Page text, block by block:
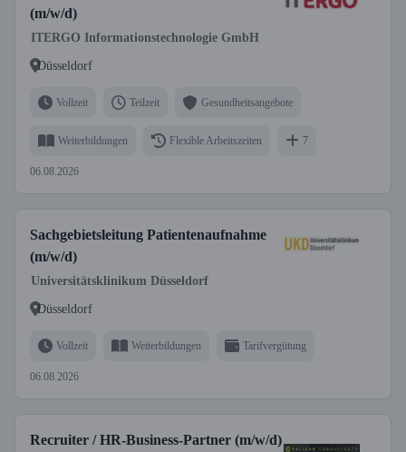
(m/w/d)
ITERGO Informationstechnologie GmbH
Düsseldorf
Vollzeit Teilzeit Gesundheitsangebote
Weiterbildungen Flexible Arbeitszeiten 7
06.08.2026
Sachgebietsleitung Patientenaufnahme
(m/w/d)
Universitätsklinikum Düsseldorf
Düsseldorf
Vollzeit Weiterbildungen Tarifvergütung
06.08.2026
Recruiter / HR-Business-Partner (m/w/d)